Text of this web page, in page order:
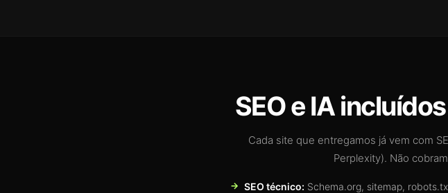
SEO e IA
Cada site que entregamos já vem com
Perplexity). Não
SEO técnico: Schema.org, sitemap,